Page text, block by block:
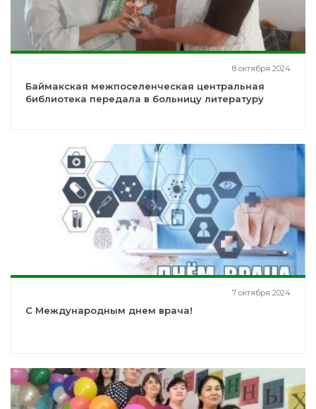
8 октября 2024
Баймакская межпоселенческая центральная
библиотека передала в больницу литературу
7 октября 2024
С Международным днем врача!